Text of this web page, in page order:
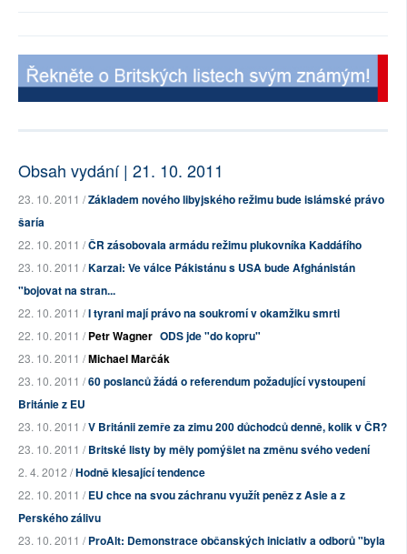
Obsah vydání | 21. 10. 2011
23. 10. 2011 /Základem nového libyjského režimu bude islámské právo
šaría
22. 10. 2011 /ČR zásobovala armádu režimu plukovníka Kaddáfího
23. 10. 2011 /Karzai: Ve válce Pákistánu s USA bude Afghánistán
"bojovat na stran...
22. 10. 2011 /I tyrani mají právo na soukromí v okamžiku smrti
22. 10. 2011 /Petr Wagner ODS jde "do kopru"
23. 10. 2011 /Michael Marčák
23. 10. 2011 /60 poslanců žádá o referendum požadující vystoupení
Británie z EU
23. 10. 2011 /V Británii zemře za zimu 200 důchodců denně, kolik v ČR?
23. 10. 2011 /Britské listy by měly pomýšlet na změnu svého vedení
2. 4. 2012 /Hodně klesající tendence
22. 10. 2011 /EU chce na svou záchranu využít peněz z Asie a z
Perského zálivu
23. 10. 2011 /ProAlt: Demonstrace občanských iniciativ a odborů "byla